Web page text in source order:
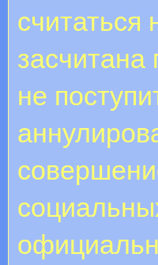
считаться
не